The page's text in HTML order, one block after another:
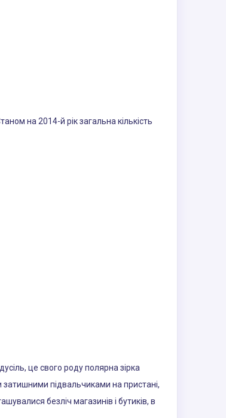
на 2014-й рік загальна кількість
це свого роду полярна зірка
затишними підвальчиками на пристані,
безліч магазинів і бутиків, в